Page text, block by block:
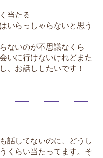
当たる
いらっしゃらないと思う
ないのが不思議なくら
いに行けないけれどまた
、お話ししたいです！
話してないのに、どうし
くらい当たってます。そ